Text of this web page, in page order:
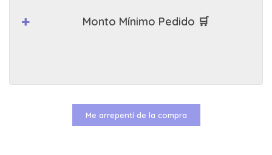
Monto Mínimo Pedido 🛒
Me arrepentí de la compra